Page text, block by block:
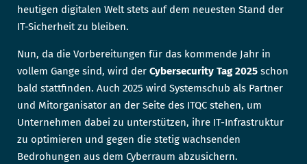
heutigen digitalen Welt stets auf dem neuesten Stand der
IT-Sicherheit zu bleiben.
Nun, da die Vorbereitungen für das kommende Jahr in
vollem Gange sind, wird der Cybersecurity Tag 2025schon
bald stattfinden. Auch 2025 wird Systemschub als Partner
und Mitorganisator an der Seite des ITQC stehen, um
Unternehmen dabei zu unterstützen, ihre IT-Infrastruktur
zu optimieren und gegen die stetig wachsenden
Bedrohungen aus dem Cyberraum abzusichern.